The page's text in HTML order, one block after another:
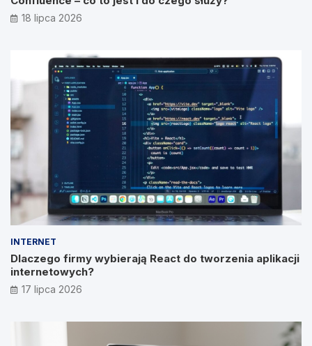
18 lipca 2026
INTERNET
Dlaczego firmy wybierają React do tworzenia aplikacji
internetowych?
17 lipca 2026